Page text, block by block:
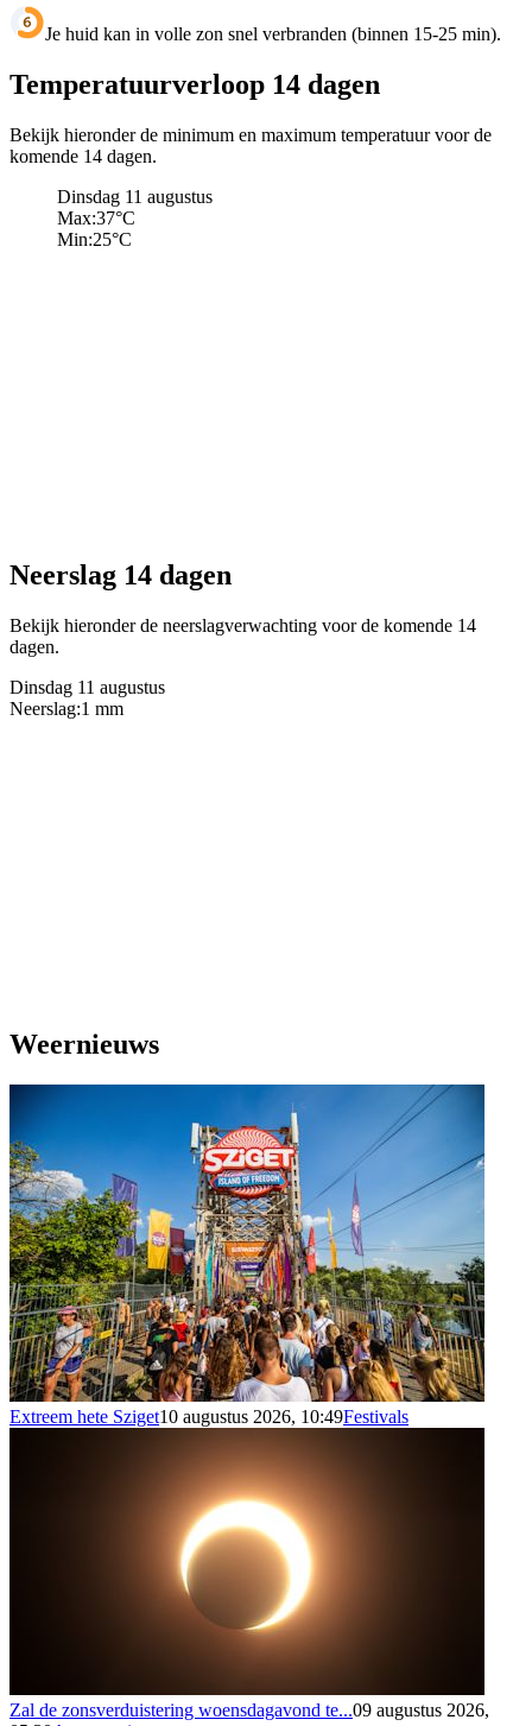
Je huid kan in volle zon snel verbranden (binnen 15-25 min).
Temperatuurverloop 14 dagen
Bekijk hieronder de minimum en maximum temperatuur voor de
komende 14 dagen.
Dinsdag 11 augustus
Max:37°C
Min:25°C
Neerslag 14 dagen
Bekijk hieronder de neerslagverwachting voor de komende 14
dagen.
Dinsdag 11 augustus
Neerslag:1 mm
Weernieuws
Extreem hete Sziget10 augustus 2026, 10:49Festivals
Zal de zonsverduistering woensdagavond te...09 augustus 2026,